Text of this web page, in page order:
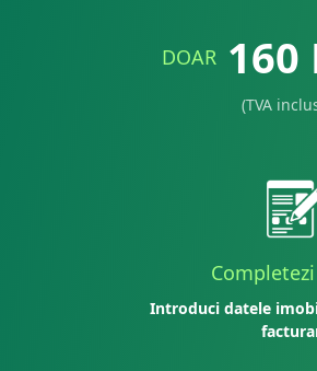
DOAR 160
(TVA
Introduci datele